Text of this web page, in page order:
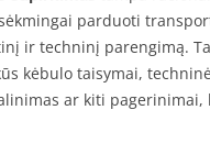
parduoti
ir techninį parengimą.
kėbulo taisymai,
ar kiti